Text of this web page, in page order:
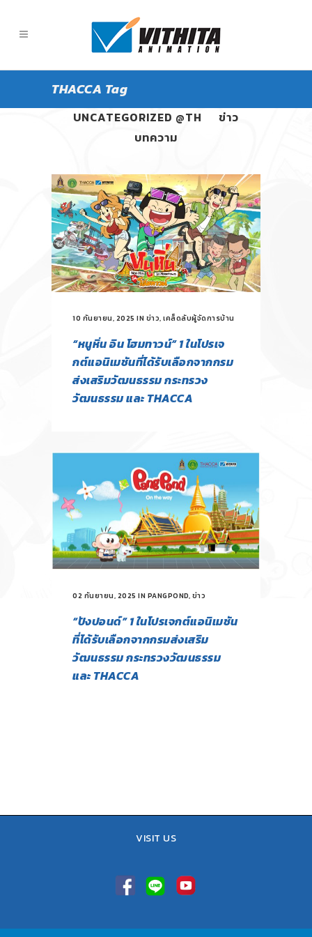
THACCA Tag
ALL
UNCATEGORIZED @TH
ข่าว
บทความ
10 กันยายน, 2025 IN ข่าว, เคล็ดลับผู้จัดการบ้าน
“หนูหิ่น อิน โฮมทาวน์” 1 ในโปรเจ
กต์แอนิเมชันที่ได้รับเลือกจากกรม
ส่งเสริมวัฒนธรรม กระทรวง
วัฒนธรรม และ THACCA
02 กันยายน, 2025 IN PANGPOND, ข่าว
“ปังปอนด์” 1 ในโปรเจกต์แอนิเมชัน
ที่ได้รับเลือกจากกรมส่งเสริม
วัฒนธรรม กระทรวงวัฒนธรรม
และ THACCA
VISIT US